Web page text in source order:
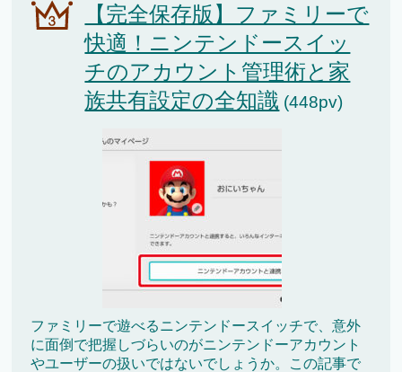
【完全保存版】ファミリーで
快適！ニンテンドースイッ
チのアカウント管理術と家
族共有設定の全知識 (448pv)
ファミリーで遊べるニンテンドースイッチで、意外
に面倒で把握しづらいのがニンテンドーアカウント
やユーザーの扱いではないでしょうか。この記事で